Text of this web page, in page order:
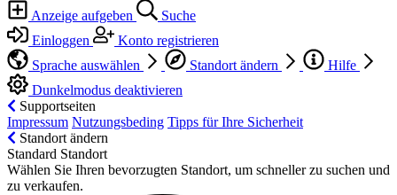
Anzeige aufgeben
Suche
Einloggen
Konto registrieren
Sprache auswählen
Standort ändern
Hilfe
Dunkelmodus deaktivieren
Supportseiten
Impressum Nutzungsbeding Tipps für Ihre Sicherheit
Standort ändern
Standard Standort
Wählen Sie Ihren bevorzugten Standort, um schneller zu suchen und
zu verkaufen.